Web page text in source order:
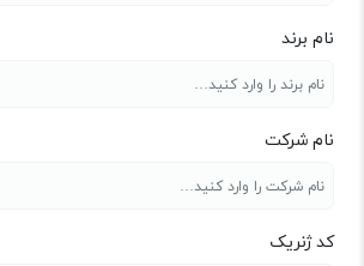
نام برند
نام شرکت
کد ژنریک